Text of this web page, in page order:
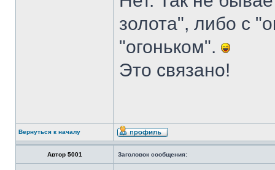
золота", либо с
"огоньком".
Это связано!
Вернуться к началу
Автор 5001 Заголовок сообщения: